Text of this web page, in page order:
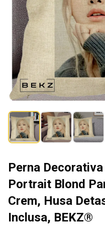
Perna
Portrait Blond
Crem, Husa
Inclusa, BEKZ®